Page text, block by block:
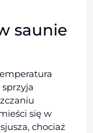
saunie
sprzyja
się w
chociaż